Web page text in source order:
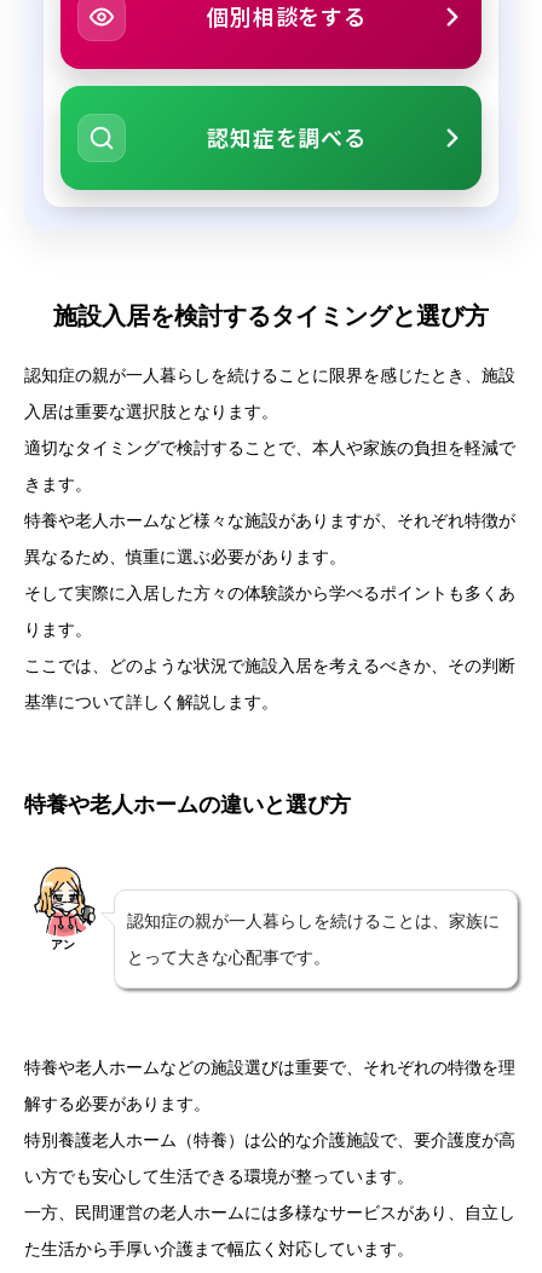
個別相談をする
認知症を調べる
施設入居を検討するタイミングと選び方
認知症の親が一人暮らしを続けることに限界を感じたとき、施設
入居は重要な選択肢となります。
適切なタイミングで検討することで、本人や家族の負担を軽減で
きます。
特養や老人ホームなど様々な施設がありますが、それぞれ特徴が
異なるため、慎重に選ぶ必要があります。
そして実際に入居した方々の体験談から学べるポイントも多くあ
ります。
ここでは、どのような状況で施設入居を考えるべきか、その判断
基準について詳しく解説します。
特養や老人ホームの違いと選び方
アン
認知症の親が一人暮らしを続けることは、家族に
とって大きな心配事です。
特養や老人ホームなどの施設選びは重要で、それぞれの特徴を理
解する必要があります。
特別養護老人ホーム（特養）は公的な介護施設で、要介護度が高
い方でも安心して生活できる環境が整っています。
一方、民間運営の老人ホームには多様なサービスがあり、自立し
た生活から手厚い介護まで幅広く対応しています。